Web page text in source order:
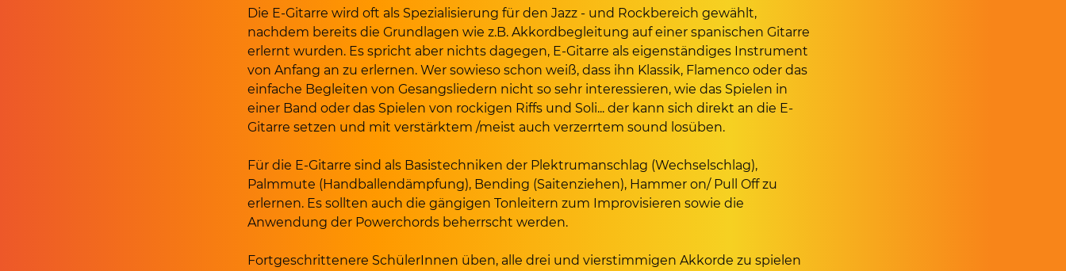
Die E-Gitarre wird oft als Spezialisierung für den Jazz - und Rockbereich gewählt,
nachdem bereits die Grundlagen wie z.B. Akkordbegleitung auf einer spanischen Gitarre
erlernt wurden. Es spricht aber nichts dagegen, E-Gitarre als eigenständiges Instrument
von Anfang an zu erlernen. Wer sowieso schon weiß, dass ihn Klassik, Flamenco oder das
einfache Begleiten von Gesangsliedern nicht so sehr interessieren, wie das Spielen in
einer Band oder das Spielen von rockigen Riffs und Soli... der kann sich direkt an die E-
Gitarre setzen und mit verstärktem /meist auch verzerrtem sound losüben.
Für die E-Gitarre sind als Basistechniken der Plektrumanschlag (Wechselschlag),
Palmmute (Handballendämpfung), Bending (Saitenziehen), Hammer on/ Pull Off zu
erlernen. Es sollten auch die gängigen Tonleitern zum Improvisieren sowie die
Anwendung der Powerchords beherrscht werden.
Fortgeschrittenere SchülerInnen üben, alle drei und vierstimmigen Akkorde zu spielen